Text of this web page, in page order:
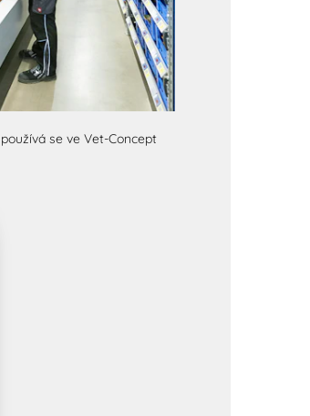
se ve Vet-Concept